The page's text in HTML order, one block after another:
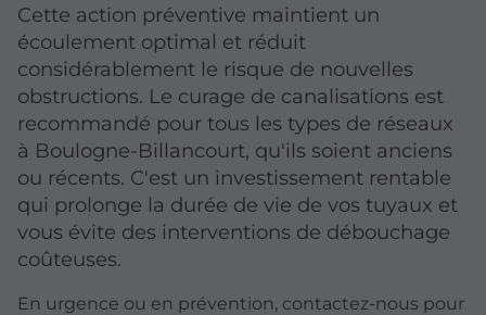
Cette action préventive maintient un
écoulement optimal et réduit
considérablement le risque de nouvelles
obstructions. Le curage de canalisations est
recommandé pour tous les types de réseaux
à Boulogne-Billancourt, qu'ils soient anciens
ou récents. C'est un investissement rentable
qui prolonge la durée de vie de vos tuyaux et
vous évite des interventions de débouchage
coûteuses.
En urgence ou en prévention, contactez-nous pour